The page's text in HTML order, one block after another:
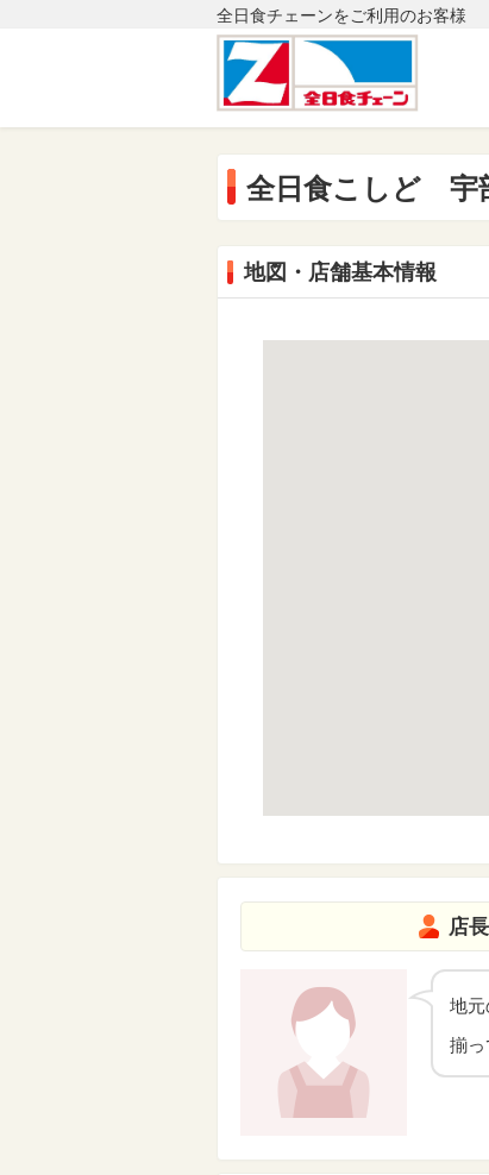
全日食チェーンをご利用のお客様
全日食こしど 宇
地図・店舗基本情報
店
地
揃っ